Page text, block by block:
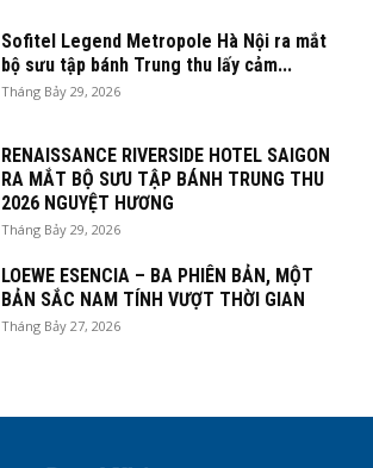
Sofitel Legend Metropole Hà Nội ra mắt
bộ sưu tập bánh Trung thu lấy cảm...
Tháng Bảy 29, 2026
RENAISSANCE RIVERSIDE HOTEL SAIGON
RA MẮT BỘ SƯU TẬP BÁNH TRUNG THU
2026 NGUYỆT HƯƠNG
Tháng Bảy 29, 2026
LOEWE ESENCIA – BA PHIÊN BẢN, MỘT
BẢN SẮC NAM TÍNH VƯỢT THỜI GIAN
Tháng Bảy 27, 2026